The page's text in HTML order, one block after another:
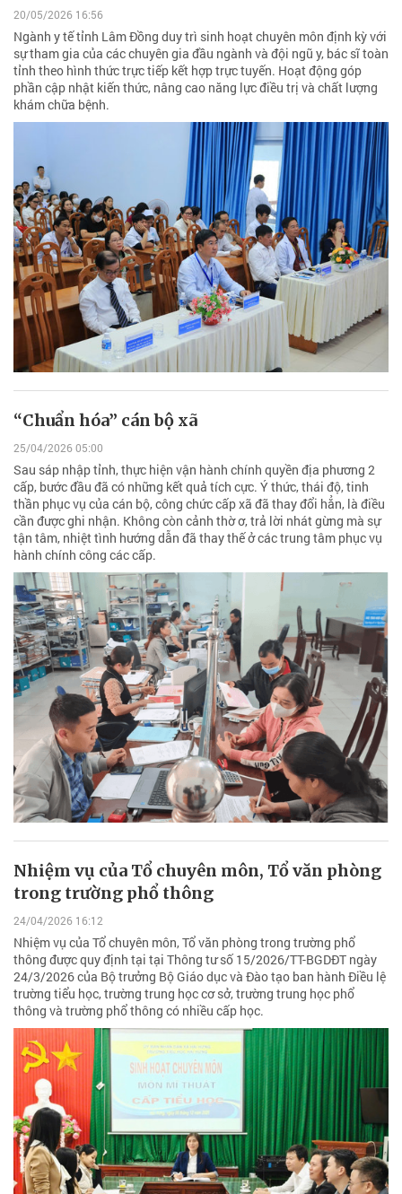
20/05/2026 16:56
Ngành y tế tỉnh Lâm Đồng duy trì sinh hoạt chuyên môn định kỳ với
sự tham gia của các chuyên gia đầu ngành và đội ngũ y, bác sĩ toàn
tỉnh theo hình thức trực tiếp kết hợp trực tuyến. Hoạt động góp
phần cập nhật kiến thức, nâng cao năng lực điều trị và chất lượng
khám chữa bệnh.
“Chuẩn hóa” cán bộ xã
25/04/2026 05:00
Sau sáp nhập tỉnh, thực hiện vận hành chính quyền địa phương 2
cấp, bước đầu đã có những kết quả tích cực. Ý thức, thái độ, tinh
thần phục vụ của cán bộ, công chức cấp xã đã thay đổi hẳn, là điều
cần được ghi nhận. Không còn cảnh thờ ơ, trả lời nhát gừng mà sự
tận tâm, nhiệt tình hướng dẫn đã thay thế ở các trung tâm phục vụ
hành chính công các cấp.
Nhiệm vụ của Tổ chuyên môn, Tổ văn phòng
trong trường phổ thông
24/04/2026 16:12
Nhiệm vụ của Tổ chuyên môn, Tổ văn phòng trong trường phổ
thông được quy định tại tại Thông tư số 15/2026/TT-BGDĐT ngày
24/3/2026 của Bộ trưởng Bộ Giáo dục và Đào tạo ban hành Điều lệ
trường tiểu học, trường trung học cơ sở, trường trung học phổ
thông và trường phổ thông có nhiều cấp học.